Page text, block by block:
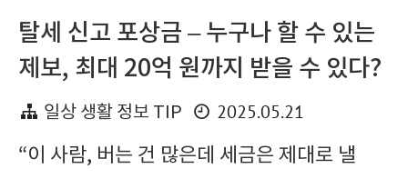
탈세 신고 포상금 – 누구나 할 수 있는
제보, 최대 20억 원까지 받을 수 있다?
일상 생활 정보 TIP
2025.05.21
“이 사람, 버는 건 많은데 세금은 제대로 낼